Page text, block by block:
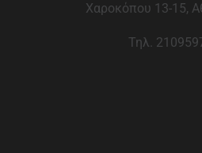
Χαροκόπου 13-15,
Τηλ.